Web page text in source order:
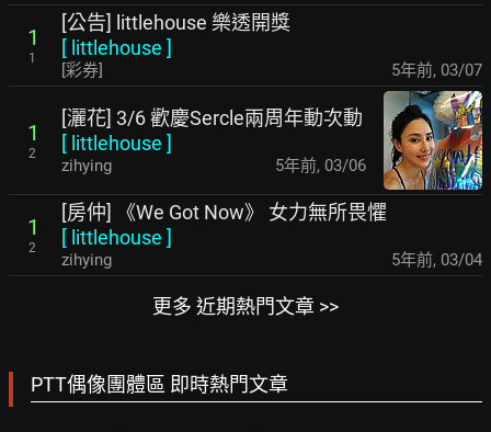
1
1
[公告] littlehouse 樂透開獎
[ littlehouse ]
[彩券] 5年前, 03/07
1
2
[灑花] 3/6 歡慶Sercle兩周年動次動
[ littlehouse ]
zihying 5年前, 03/06
1
2
[房仲] 《We Got Now》 女力無所畏懼
[ littlehouse ]
zihying 5年前, 03/04
更多 近期熱門文章 >>
PTT偶像團體區 即時熱門文章